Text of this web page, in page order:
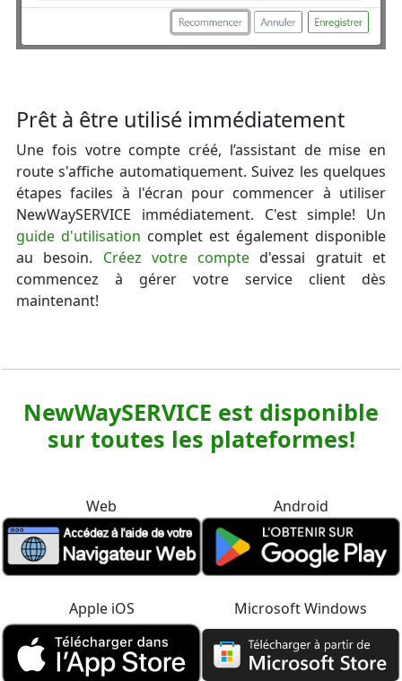
Prêt à être utilisé immédiatement
Une fois votre compte créé, l’assistant de mise en
route s'affiche automatiquement. Suivez les quelques
étapes faciles à l'écran pour commencer à utiliser
NewWaySERVICE immédiatement. C'est simple! Un
guide d'utilisation complet est également disponible
au besoin. Créez votre compte d'essai gratuit et
commencez à gérer votre service client dès
maintenant!
NewWaySERVICE est disponible
sur toutes les plateformes!
Web Android
Apple iOS Microsoft Windows